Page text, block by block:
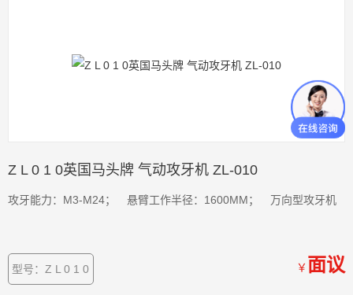
Z L 0 1 0英国马头牌 气动攻牙机 ZL-010
攻牙能力：M3-M24； 悬臂工作半径：1600MM； 万向型攻牙机
型号：Z L 0 1 0 ￥ 面议